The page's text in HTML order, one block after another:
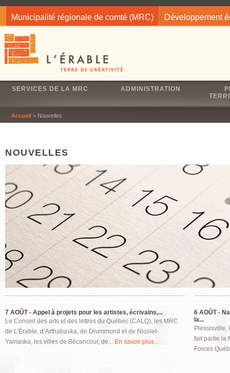
Municipalité régionale de comté (MRC) Développement
SERVICES DE LA MRC ADMINISTRATION
Accueil > Nouvelles
NOUVELLES
7 AOÛT - Appel à projets pour les artistes, écrivains,...
Le Conseil des arts et des lettres du Québec (CALQ), les MRC
de L'Érable, d’Arthabaska, de Drummond et de Nicolet-
Yamaska, les villes de Bécancour, de... En savoir plus...
6 AOÛT -
la...
Plessisville,
fait partie la
Forces
Pages